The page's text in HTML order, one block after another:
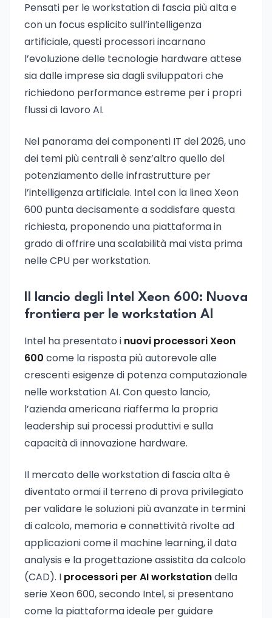
Pensati per le workstation di fascia più alta e
con un focus esplicito sull’intelligenza
artificiale, questi processori incarnano
l’evoluzione delle tecnologie hardware attese
sia dalle imprese sia dagli sviluppatori che
richiedono performance estreme per i propri
flussi di lavoro AI.
Nel panorama dei componenti IT del 2026, uno
dei temi più centrali è senz’altro quello del
potenziamento delle infrastrutture per
l’intelligenza artificiale. Intel con la linea Xeon
600 punta decisamente a soddisfare questa
richiesta, proponendo una piattaforma in
grado di offrire una scalabilità mai vista prima
nelle CPU per workstation.
Il lancio degli Intel Xeon 600: Nuova
frontiera per le workstation AI
Intel ha presentato i nuovi processori Xeon
600 come la risposta più autorevole alle
crescenti esigenze di potenza computazionale
nelle workstation AI. Con questo lancio,
l’azienda americana riafferma la propria
leadership sui processi produttivi e sulla
capacità di innovazione hardware.
Il mercato delle workstation di fascia alta è
diventato ormai il terreno di prova privilegiato
per validare le soluzioni più avanzate in termini
di calcolo, memoria e connettività rivolte ad
applicazioni come il machine learning, il data
analysis e la progettazione assistita da calcolo
(CAD). I processori per AI workstationdella
serie Xeon 600, secondo Intel, si presentano
come la piattaforma ideale per guidare